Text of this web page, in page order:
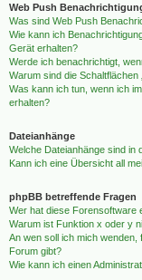
Web Push
Was sind Web Push
Wie kann ich
Gerät erhalten?
Werde ich benachrichtigt,
Warum sind die
Was kann ich tun, wenn ich
erhalten?
Dateianhänge
Welche Dateianhänge sind in
Kann ich eine Übersicht all
phpBB betreffende Fragen
Wer hat diese Forensoftware
Warum ist Funktion x oder y
An wen soll ich mich
Forum gibt?
Wie kann ich einen